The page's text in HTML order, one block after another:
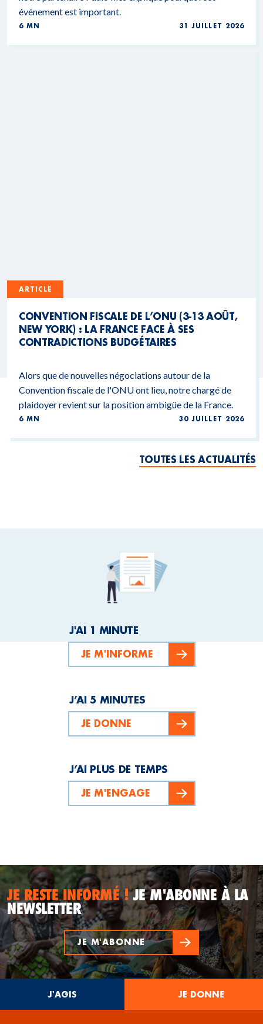
événement est important.
6 MN 31 JUILLET 2026
ARTICLE
CONVENTION FISCALE DE L’ONU (3-13 AOÛT,
NEW YORK) : LA FRANCE FACE À SES
CONTRADICTIONS BUDGÉTAIRES
Alors que de nouvelles négociations autour de la
Convention fiscale de l'ONU ont lieu, notre chargé de
plaidoyer revient sur la position ambigüe de la France.
6 MN 30 JUILLET 2026
TOUTES LES ACTUALITÉS
J'AI 1 MINUTE
JE M'INFORME
J’AI 5 MINUTES
JE DONNE
J’AI PLUS DE TEMPS
JE M'ENGAGE
JE RESTE INFORMÉ !JE M'ABONNE À LA
NEWSLETTER
JE M'ABONNE
J'AGIS JE DONNE